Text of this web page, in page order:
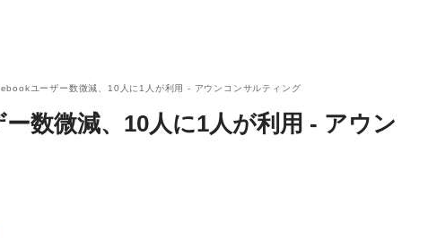
ユーザー数微減、10人に1人が利用 - アウンコンサルティング
数微減、10人に1人が利用 - アウン